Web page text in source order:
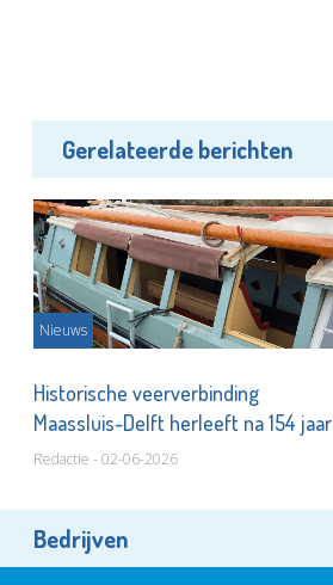
Gerelateerde berichten
Nieuws
Historische veerverbinding
Maassluis-Delft herleeft na 154 jaar
Redactie - 02-06-2026
Bedrijven